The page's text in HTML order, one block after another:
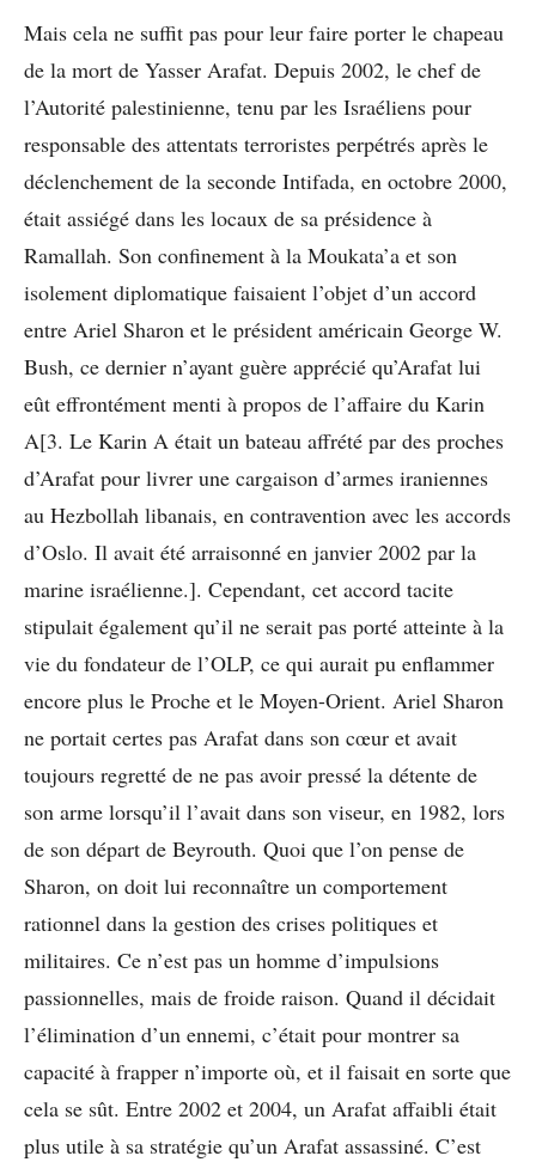
Mais cela ne suffit pas pour leur faire porter le chapeau
de la mort de Yasser Arafat. Depuis 2002, le chef de
l’Autorité palestinienne, tenu par les Israéliens pour
responsable des attentats terroristes perpétrés après le
déclenchement de la seconde Intifada, en octobre 2000,
était assiégé dans les locaux de sa présidence à
Ramallah. Son confinement à la Moukata’a et son
isolement diplomatique faisaient l’objet d’un accord
entre Ariel Sharon et le président américain George W.
Bush, ce dernier n’ayant guère apprécié qu’Arafat lui
eût effrontément menti à propos de l’affaire du Karin
A[3. Le Karin A était un bateau affrété par des proches
d’Arafat pour livrer une cargaison d’armes iraniennes
au Hezbollah libanais, en contravention avec les accords
d’Oslo. Il avait été arraisonné en janvier 2002 par la
marine israélienne.]. Cependant, cet accord tacite
stipulait également qu’il ne serait pas porté atteinte à la
vie du fondateur de l’OLP, ce qui aurait pu enflammer
encore plus le Proche et le Moyen-Orient. Ariel Sharon
ne portait certes pas Arafat dans son cœur et avait
toujours regretté de ne pas avoir pressé la détente de
son arme lorsqu’il l’avait dans son viseur, en 1982, lors
de son départ de Beyrouth. Quoi que l’on pense de
Sharon, on doit lui reconnaître un comportement
rationnel dans la gestion des crises politiques et
militaires. Ce n’est pas un homme d’impulsions
passionnelles, mais de froide raison. Quand il décidait
l’élimination d’un ennemi, c’était pour montrer sa
capacité à frapper n’importe où, et il faisait en sorte que
cela se sût. Entre 2002 et 2004, un Arafat affaibli était
plus utile à sa stratégie qu’un Arafat assassiné. C’est